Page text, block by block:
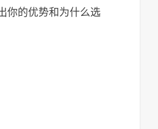
你的优势和为什么选